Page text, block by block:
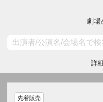
劇場
詳
先着販売